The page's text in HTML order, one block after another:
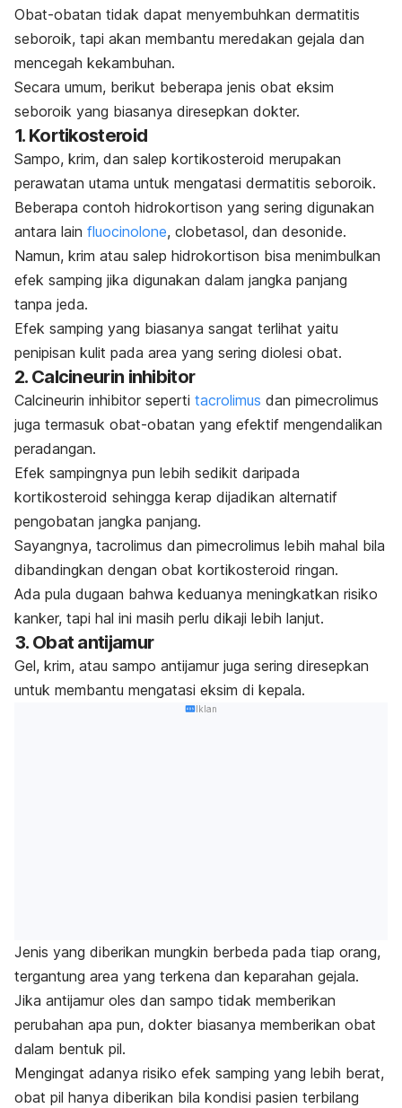
Obat-obatan tidak dapat menyembuhkan dermatitis
seboroik, tapi akan membantu meredakan gejala dan
mencegah kekambuhan.
Secara umum, berikut beberapa jenis obat eksim
seboroik yang biasanya diresepkan dokter.
1. Kortikosteroid
Sampo, krim, dan salep kortikosteroid merupakan
perawatan utama untuk mengatasi dermatitis seboroik.
Beberapa contoh hidrokortison yang sering digunakan
antara lain fluocinolone, clobetasol, dan desonide.
Namun, krim atau salep hidrokortison bisa menimbulkan
efek samping jika digunakan dalam jangka panjang
tanpa jeda.
Efek samping yang biasanya sangat terlihat yaitu
penipisan kulit pada area yang sering diolesi obat.
2. Calcineurin inhibitor
Calcineurin inhibitor seperti tacrolimus dan pimecrolimus
juga termasuk obat-obatan yang efektif mengendalikan
peradangan.
Efek sampingnya pun lebih sedikit daripada
kortikosteroid sehingga kerap dijadikan alternatif
pengobatan jangka panjang.
Sayangnya, tacrolimus dan pimecrolimus lebih mahal bila
dibandingkan dengan obat kortikosteroid ringan.
Ada pula dugaan bahwa keduanya meningkatkan risiko
kanker, tapi hal ini masih perlu dikaji lebih lanjut.
3. Obat antijamur
Gel, krim, atau sampo antijamur juga sering diresepkan
untuk membantu mengatasi eksim di kepala.
Iklan
Jenis yang diberikan mungkin berbeda pada tiap orang,
tergantung area yang terkena dan keparahan gejala.
Jika antijamur oles dan sampo tidak memberikan
perubahan apa pun, dokter biasanya memberikan obat
dalam bentuk pil.
Mengingat adanya risiko efek samping yang lebih berat,
obat pil hanya diberikan bila kondisi pasien terbilang